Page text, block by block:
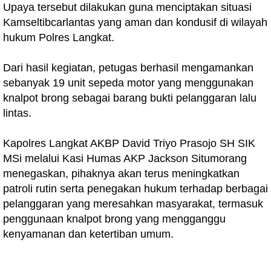
Upaya tersebut dilakukan guna menciptakan situasi
Kamseltibcarlantas yang aman dan kondusif di wilayah
hukum Polres Langkat.
Dari hasil kegiatan, petugas berhasil mengamankan
sebanyak 19 unit sepeda motor yang menggunakan
knalpot brong sebagai barang bukti pelanggaran lalu
lintas.
Kapolres Langkat AKBP David Triyo Prasojo SH SIK
MSi melalui Kasi Humas AKP Jackson Situmorang
menegaskan, pihaknya akan terus meningkatkan
patroli rutin serta penegakan hukum terhadap berbagai
pelanggaran yang meresahkan masyarakat, termasuk
penggunaan knalpot brong yang mengganggu
kenyamanan dan ketertiban umum.